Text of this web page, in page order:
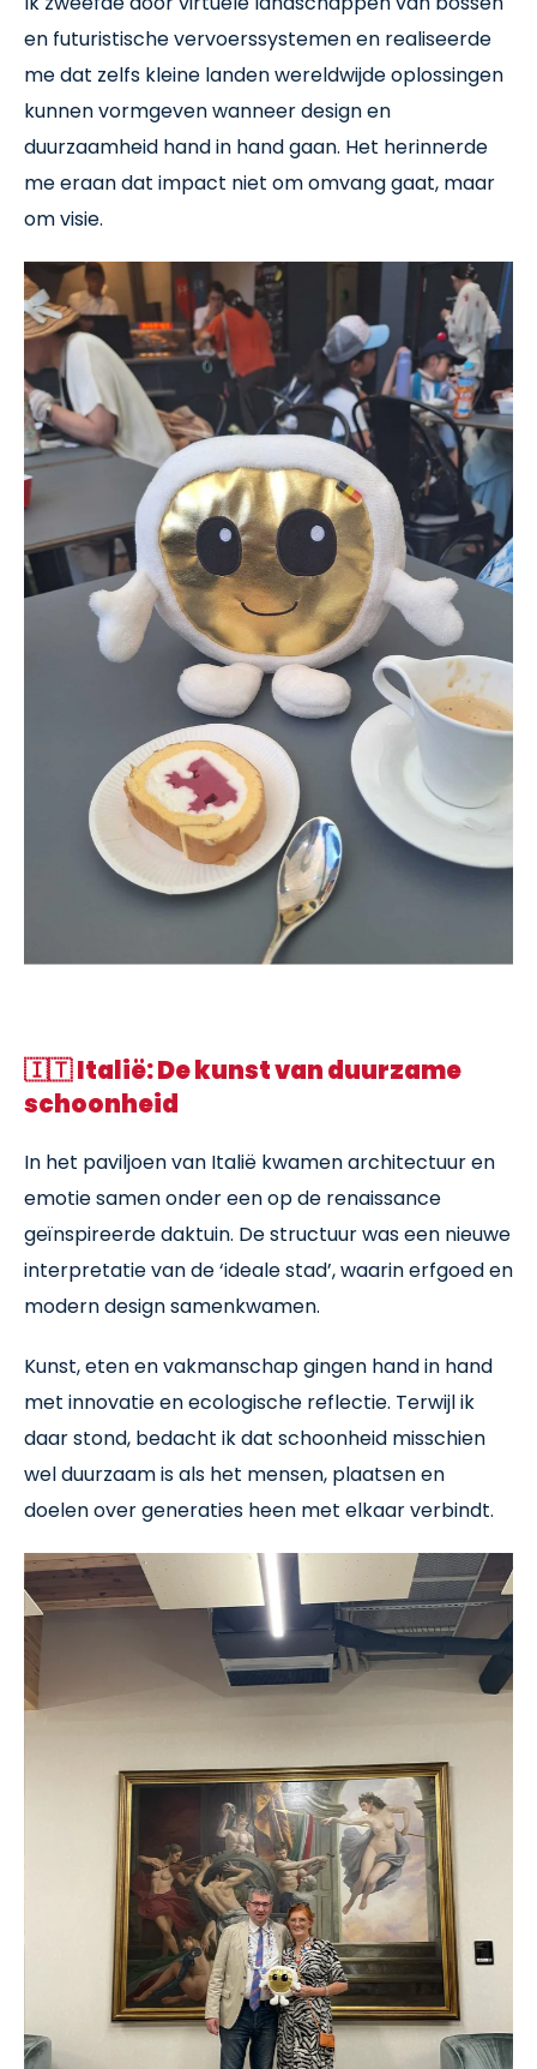
en futuristische vervoerssystemen en realiseerde
me dat zelfs kleine landen wereldwijde oplossingen
kunnen vormgeven wanneer design en
duurzaamheid hand in hand gaan. Het herinnerde
me eraan dat impact niet om omvang gaat, maar
om visie.
🇮🇹Italië: De kunst van duurzame
schoonheid
In het paviljoen van Italië kwamen architectuur en
emotie samen onder een op de renaissance
geïnspireerde daktuin. De structuur was een nieuwe
interpretatie van de ‘ideale stad’, waarin erfgoed en
modern design samenkwamen.
Kunst, eten en vakmanschap gingen hand in hand
met innovatie en ecologische reflectie. Terwijl ik
daar stond, bedacht ik dat schoonheid misschien
wel duurzaam is als het mensen, plaatsen en
doelen over generaties heen met elkaar verbindt.